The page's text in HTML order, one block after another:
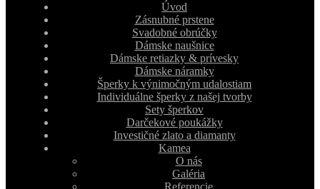
Úvod
Zásnubné prstene
Svadobné obrúčky
Dámske naušnice
Dámske retiazky & prívesky
Dámske náramky
Šperky k výnimočným udalostiam
Individuálne šperky z našej tvorby
Sety šperkov
Darčekové poukážky
Investičné zlato a diamanty
Kamea
O nás
Galéria
Referencie